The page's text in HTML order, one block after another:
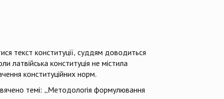
текст конституції, суддям доводиться
латвійська конституція не містила
конституційних норм.
темі: „Методологія формулювання